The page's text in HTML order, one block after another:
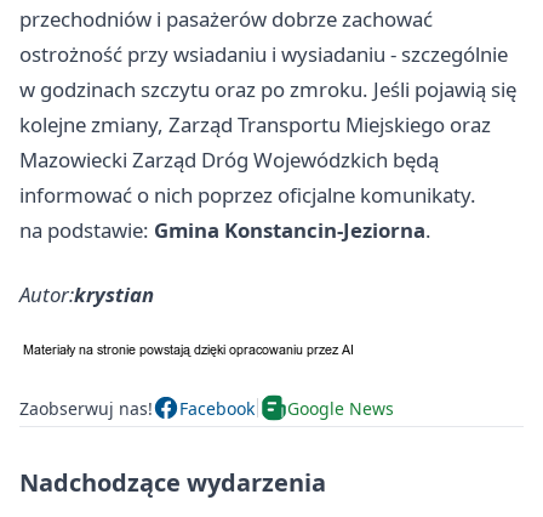
przechodniów i pasażerów dobrze zachować
ostrożność przy wsiadaniu i wysiadaniu - szczególnie
w godzinach szczytu oraz po zmroku. Jeśli pojawią się
kolejne zmiany, Zarząd Transportu Miejskiego oraz
Mazowiecki Zarząd Dróg Wojewódzkich będą
informować o nich poprzez oficjalne komunikaty.
na podstawie: Gmina Konstancin-Jeziorna.
Autor:krystian
Zaobserwuj nas! Facebook Google News
Nadchodzące wydarzenia